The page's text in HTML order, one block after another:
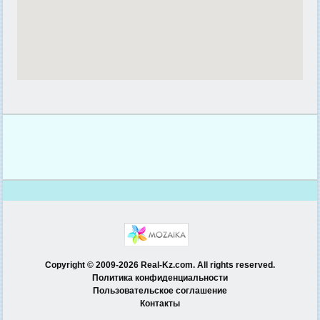
Copyright © 2009-2026 Real-Kz.com. All rights reserved.
Политика конфиденциальности
Пользовательское соглашение
Контакты